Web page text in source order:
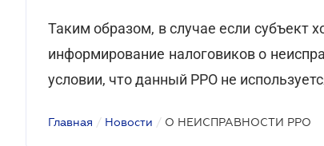
Таким образом, в случае если субъект
информирование налоговиков о
условии, что данный РРО не
Главная / Новости / О НЕИСПРАВНОСТИ РРО